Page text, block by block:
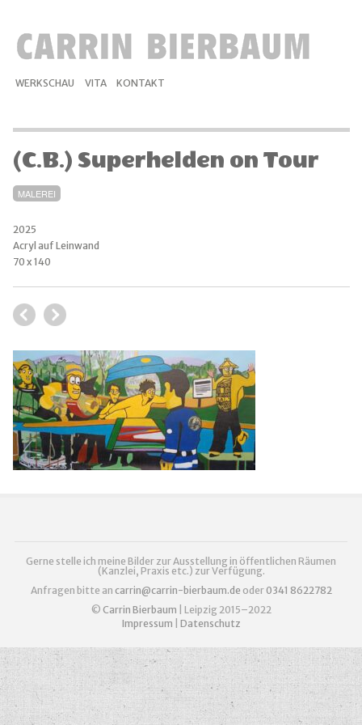
WERKSCHAU VITA KONTAKT
(C.B.) Superhelden on Tour
MALEREI
2025
Acryl auf Leinwand
70 x 140
Gerne stelle ich meine Bilder zur Ausstellung in öffentlichen Räumen
(Kanzlei, Praxis etc.) zur Verfügung.
Anfragen bitte an carrin@carrin-bierbaum.de oder0341 8622782
© Carrin Bierbaum
| Leipzig 2015–2022
Impressum
Datenschutz